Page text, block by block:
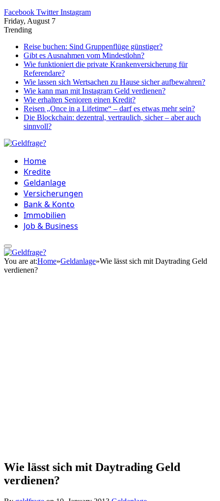
Facebook Twitter Instagram
Friday, August 7
Trending
Reise buchen: Sind Gruppenflüge günstiger?
Gibt es Ausnahmen vom Mindestlohn?
Wie funktioniert die private Krankenversicherung für
Referendare?
Wie lassen sich Wertsachen zu Hause sicher aufbewahren?
Wie kann man mit Instagram Geld verdienen?
Wie erhalten Senioren einen Kredit?
Reisen „Once in a Lifetime“ – darf es etwas mehr sein?
Die Blockchain: dezentral, vertraulich, sicher – aber auch
sinnvoll?
Home
Kredite
Geldanlage
Versicherungen
Bank & Konto
Immobilien
Job & Business
You are at:Home»Geldanlage»Wie lässt sich mit Daytrading Geld
verdienen?
Wie lässt sich mit Daytrading Geld
verdienen?